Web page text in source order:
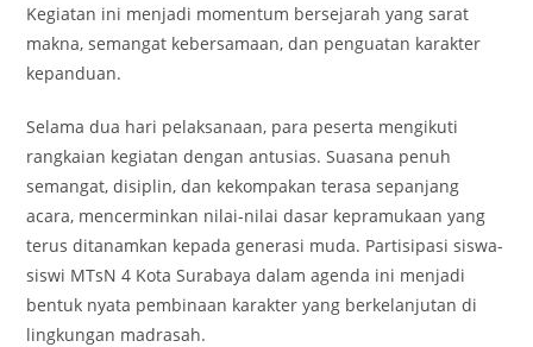
Kegiatan ini menjadi momentum bersejarah yang sarat
makna, semangat kebersamaan, dan penguatan karakter
kepanduan.
Selama dua hari pelaksanaan, para peserta mengikuti
rangkaian kegiatan dengan antusias. Suasana penuh
semangat, disiplin, dan kekompakan terasa sepanjang
acara, mencerminkan nilai-nilai dasar kepramukaan yang
terus ditanamkan kepada generasi muda. Partisipasi siswa-
siswi MTsN 4 Kota Surabaya dalam agenda ini menjadi
bentuk nyata pembinaan karakter yang berkelanjutan di
lingkungan madrasah.